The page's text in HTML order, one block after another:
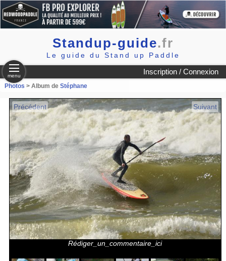
Standup-guide.fr
Le guide du Stand up Paddle
Inscription / Connexion
menu
Photos > Album de Stéphane
Rédiger_un_commentaire_ici
Précédent Suivant